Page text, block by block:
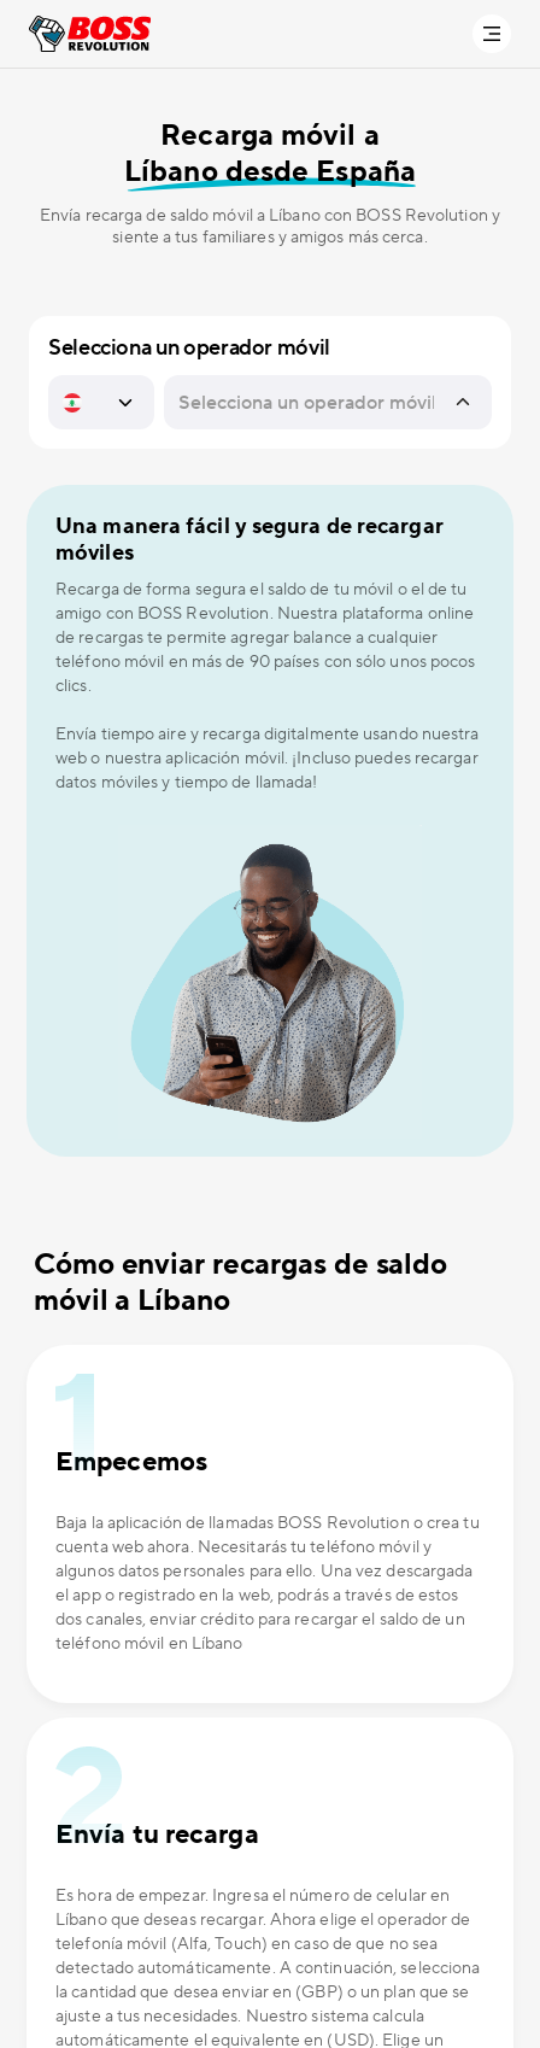
Recarga móvil a
Líbano desde España
Envía recarga de saldo móvil a Líbano con BOSS Revolution y
siente a tus familiares y amigos más cerca.
Selecciona un operador móvil
Una manera fácil y segura de recargar
móviles
Recarga de forma segura el saldo de tu móvil o el de tu
amigo con BOSS Revolution. Nuestra plataforma online
de recargas te permite agregar balance a cualquier
teléfono móvil en más de 90 países con sólo unos pocos
clics.
Envía tiempo aire y recarga digitalmente usando nuestra
web o nuestra aplicación móvil. ¡Incluso puedes recargar
datos móviles y tiempo de llamada!
Cómo enviar recargas de saldo
móvil a Líbano
Empecemos
Baja la aplicación de llamadas BOSS Revolution o crea tu
cuenta web ahora. Necesitarás tu teléfono móvil y
algunos datos personales para ello. Una vez descargada
el app o registrado en la web, podrás a través de estos
dos canales, enviar crédito para recargar el saldo de un
teléfono móvil en Líbano
Envía tu recarga
Es hora de empezar. Ingresa el número de celular en
Líbano que deseas recargar. Ahora elige el operador de
telefonía móvil (Alfa, Touch) en caso de que no sea
detectado automáticamente. A continuación, selecciona
la cantidad que desea enviar en (GBP) o un plan que se
ajuste a tus necesidades. Nuestro sistema calcula
automáticamente el equivalente en (USD). Elige un